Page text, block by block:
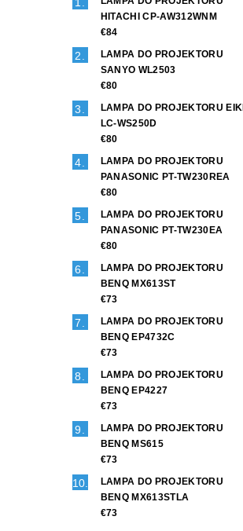
HITACHI CP-AW312WNM
€84
LAMPA DO PROJEKTORU
SANYO WL2503
€80
LAMPA DO PROJEKTORU EIKI
LC-WS250D
€80
LAMPA DO PROJEKTORU
PANASONIC PT-TW230REA
€80
LAMPA DO PROJEKTORU
PANASONIC PT-TW230EA
€80
LAMPA DO PROJEKTORU
BENQ MX613ST
€73
LAMPA DO PROJEKTORU
BENQ EP4732C
€73
LAMPA DO PROJEKTORU
BENQ EP4227
€73
LAMPA DO PROJEKTORU
BENQ MS615
€73
LAMPA DO PROJEKTORU
BENQ MX613STLA
€73